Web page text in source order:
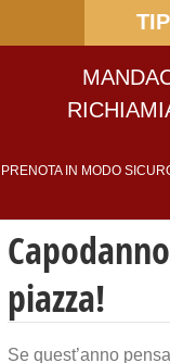
PRENOTA IN MODO
piazza!
Se quest’anno